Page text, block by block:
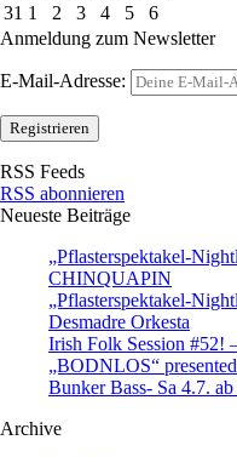
31 1 2 3 4 5
6
Anmeldung zum Newsletter
E-Mail-Adresse:
RSS Feeds
RSS abonnieren
Neueste Beiträge
„Pflasterspektakel-
CHINQUAPIN
„Pflasterspektakel-
Desmadre Orkesta
Irish Folk Session #52!
„BODNLOS“
Bunker Bass- Sa 4.7.
Archive